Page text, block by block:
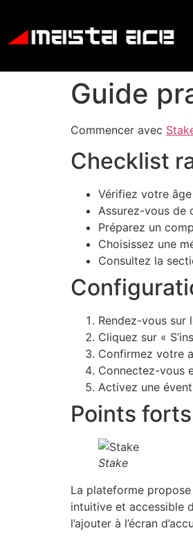
Guide
Commencer avec
Checklist
Vérifiez votre
Assurez-vous de
Préparez un
Choisissez une
Consultez la
Rendez-vous
Cliquez sur «
Confirmez votre
Connectez-vous
Activez une
Points
Stake
La plateforme
intuitive et accessible
l’ajouter à l’écran